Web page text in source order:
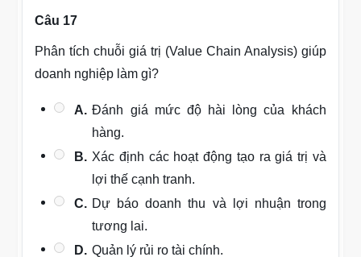
Câu 17
Phân tích chuỗi giá trị (Value Chain Analysis) giúp
doanh nghiệp làm gì?
A. Đánh giá mức độ hài lòng của khách
hàng.
B. Xác định các hoạt động tạo ra giá trị và
lợi thế cạnh tranh.
C. Dự báo doanh thu và lợi nhuận trong
tương lai.
D. Quản lý rủi ro tài chính.